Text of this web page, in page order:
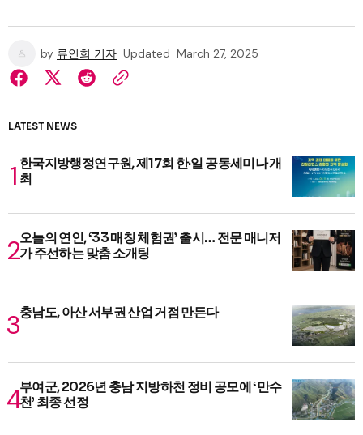
by 류인희 기자 Updated March 27, 2025
LATEST NEWS
한국지방행정연구원, 제17회 한·일 공동세미나 개
최
오늘의 연인, ‘33 매칭 체험권’ 출시… 전문 매니저
가 주선하는 맞춤 소개팅
충남도, 아산 서부권 산업 거점 만든다
부여군, 2026년 충남 지방하천 정비 공모에 ‘만수
천’ 최종 선정